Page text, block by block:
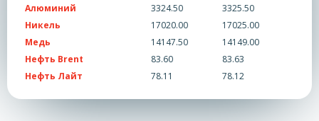
Алюминий
3324.50
3325.50
Никель
17020.00
17025.00
Медь
14147.50
14149.00
Нефть Brent
83.60
83.63
Нефть Лайт
78.11 78.12